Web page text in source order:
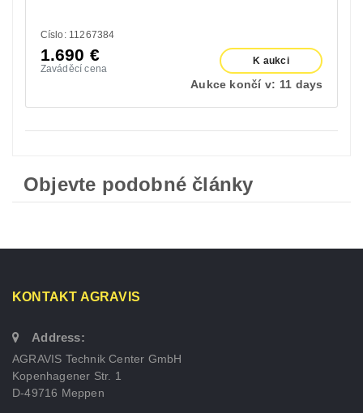
Císlo: 11267384
1.690 €
Zaváděcí cena
K aukci
Aukce končí v: 11 days
Objevte podobné články
KONTAKT AGRAVIS
Address:
AGRAVIS Technik Center GmbH
Kopenhagener Str. 1
D-49716 Meppen